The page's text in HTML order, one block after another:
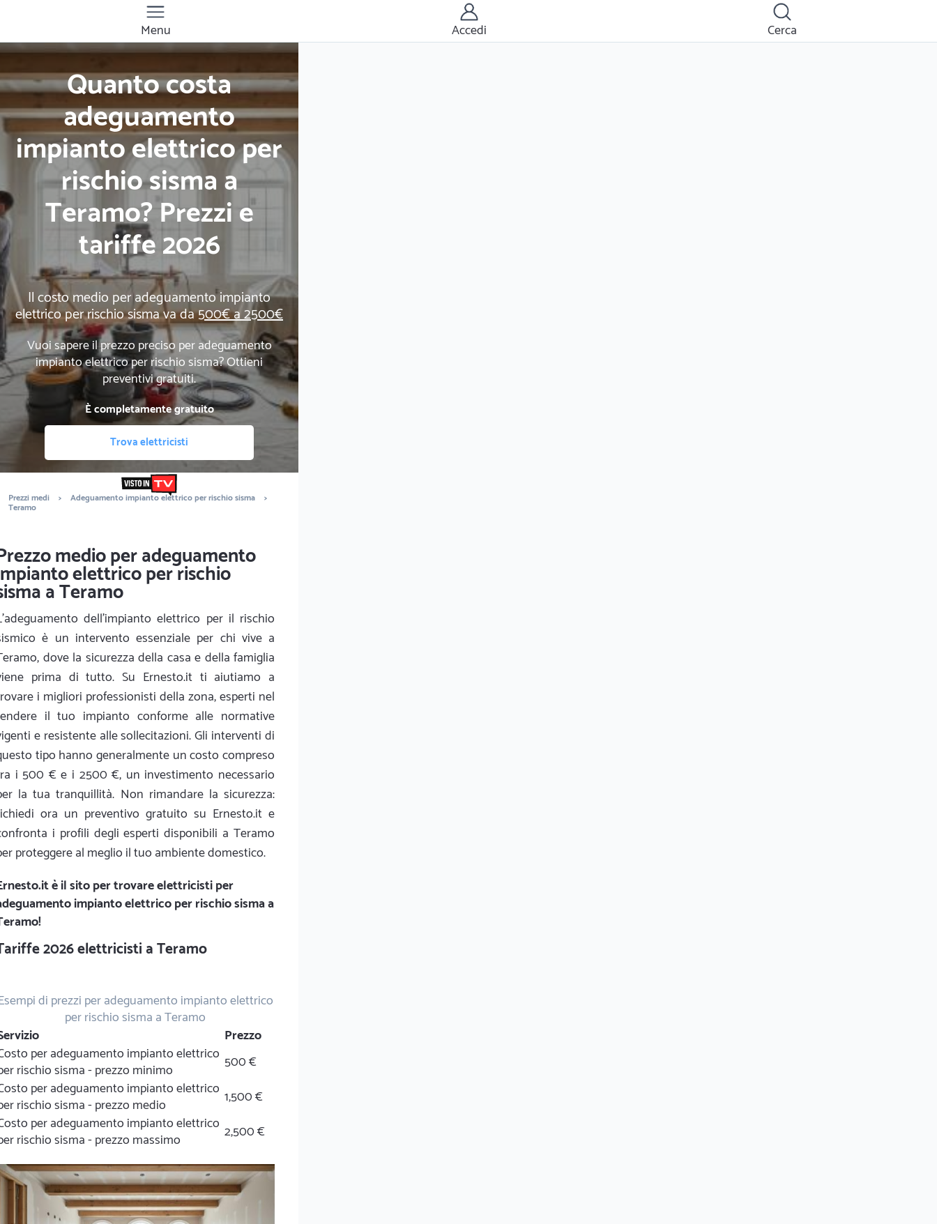
Quanto costa
adeguamento
impianto elettrico per
rischio sisma a
Teramo? Prezzi e
tariffe 2026
Il costo medio per adeguamento impianto
elettrico per rischio sisma va da500€ a 2500€
Vuoi sapere il prezzo preciso per adeguamento
impianto elettrico per rischio sisma? Ottieni
preventivi gratuiti.
È completamente gratuito
Trova elettricisti
Prezzi medi > Adeguamento impianto elettrico per rischio sisma >
Teramo
medio per adeguamento
elettrico per rischio
a Teramo
dell'impianto elettrico per il rischio
è un intervento essenziale per chi vive a
dove la sicurezza della casa e della famiglia
prima di tutto. Su Ernesto.it ti aiutiamo a
i migliori professionisti della zona, esperti nel
il tuo impianto conforme alle normative
e resistente alle sollecitazioni. Gli interventi di
tipo hanno generalmente un costo compreso
i 500 € e i 2500 €, un investimento necessario
la tua tranquillità. Non rimandare la sicurezza:
ora un preventivo gratuito su Ernesto.it e
i profili degli esperti disponibili a Teramo
proteggere al meglio il tuo ambiente domestico.
è il sito per trovare elettricisti per
impianto elettrico per rischio sisma a
2026 elettricisti a Teramo
di prezzi per adeguamento impianto elettrico
per rischio sisma a Teramo
Prezzo
per adeguamento impianto elettrico
rischio sisma - prezzo minimo
500 €
per adeguamento impianto elettrico
rischio sisma - prezzo medio
1,500 €
per adeguamento impianto elettrico
rischio sisma - prezzo massimo
2,500 €
Menu Accedi Cerca